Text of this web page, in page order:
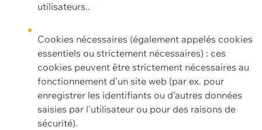
utilisateurs..
Cookies nécessaires (également appelés cookies
essentiels ou strictement nécessaires) : ces
cookies peuvent être strictement nécessaires au
fonctionnement d'un site web (par ex. pour
enregistrer les identifiants ou d'autres données
saisies par l'utilisateur ou pour des raisons de
sécurité).